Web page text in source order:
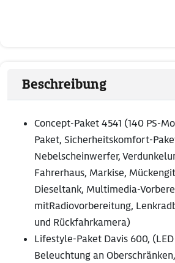
Beschreibung
Concept-Paket 4541 (140 PS-
Paket, Sicherheitskomfort-
Nebelscheinwerfer,
Fahrerhaus, Markise,
Dieseltank, Multimedia-
mitRadiovorbereitung,
und Rückfahrkamera)
Lifestyle-Paket Davis 600,
Beleuchtung an